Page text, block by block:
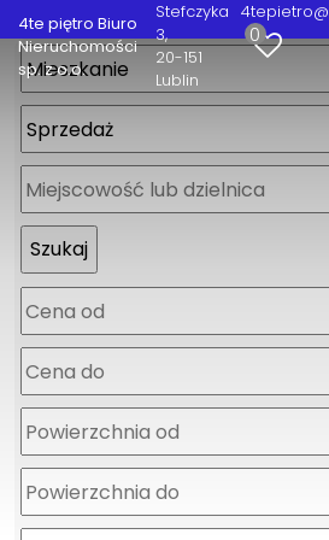
4te piętro Biuro
Nieruchomości
sp. z o.o.
Stefczyka
3
20-151
Lublin
0